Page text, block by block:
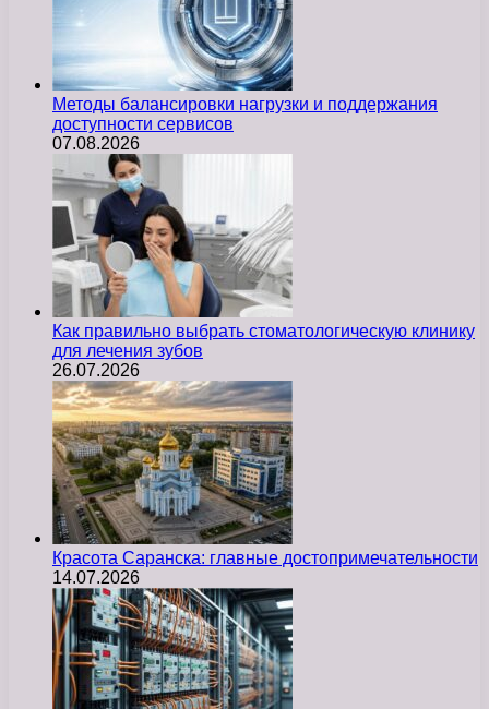
Методы балансировки нагрузки и поддержания
доступности сервисов
07.08.2026
Как правильно выбрать стоматологическую клинику
для лечения зубов
26.07.2026
Красота Саранска: главные достопримечательности
14.07.2026